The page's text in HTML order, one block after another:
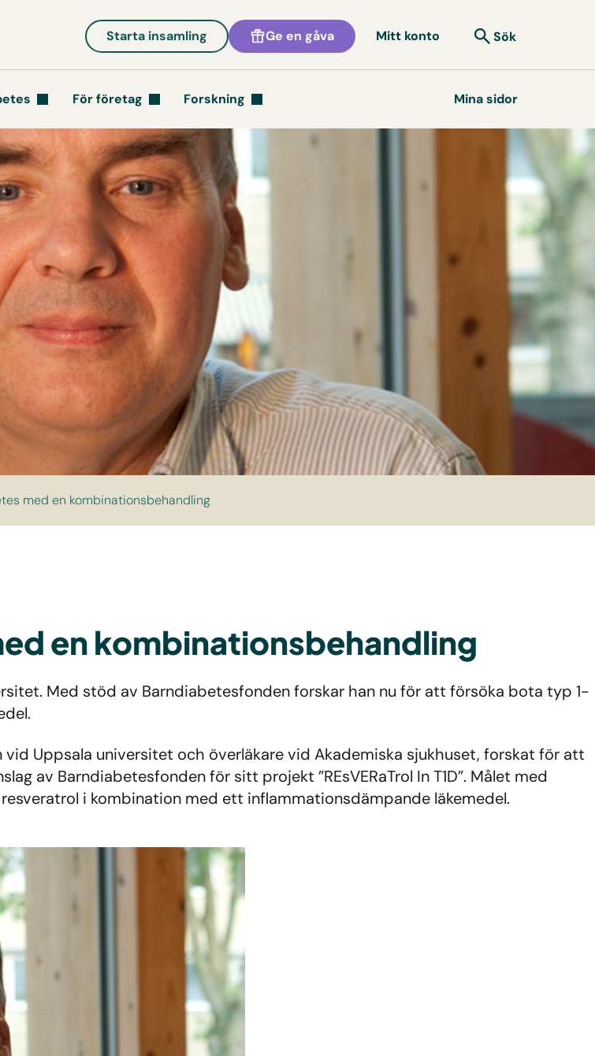
Starta insamling Ge en gåva Mitt konto Sök
För företag Forskning Mina sidor
med en kombinationsbehandling
en kombinationsbehandling
Med stöd av Barndiabetesfonden forskar han nu för att försöka bota typ 1-
Uppsala universitet och överläkare vid Akademiska sjukhuset, forskat för att
av Barndiabetesfonden för sitt projekt ”REsVERaTrol In T1D”. Målet med
i kombination med ett inflammationsdämpande läkemedel.